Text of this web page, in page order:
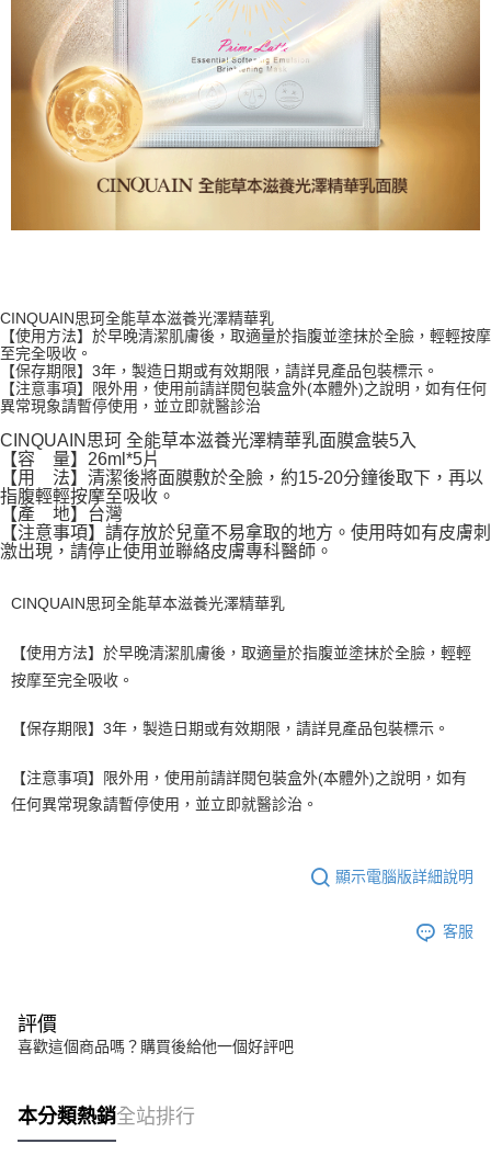
CINQUAIN思珂全能草本滋養光澤精華乳
【使用方法】於早晚清潔肌膚後，取適量於指腹並塗抹於全臉，輕輕按摩
至完全吸收。
【保存期限】3年，製造日期或有效期限，請詳見產品包裝標示。
【注意事項】限外用，使用前請詳閱包裝盒外(本體外)之說明，如有任何
異常現象請暫停使用，並立即就醫診治
CINQUAIN思珂 全能草本滋養光澤精華乳面膜盒裝5入
【容 量】26ml*5片
【用 法】清潔後將面膜敷於全臉，約15-20分鐘後取下，再以
指腹輕輕按摩至吸收。
【產 地】台灣
【注意事項】請存放於兒童不易拿取的地方。使用時如有皮膚刺
激出現，請停止使用並聯絡皮膚專科醫師。
CINQUAIN思珂全能草本滋養光澤精華乳
【使用方法】於早晚清潔肌膚後，取適量於指腹並塗抹於全臉，輕輕
按摩至完全吸收。
【保存期限】3年，製造日期或有效期限，請詳見產品包裝標示。
【注意事項】限外用，使用前請詳閱包裝盒外(本體外)之說明，如有
任何異常現象請暫停使用，並立即就醫診治。
顯示電腦版詳細說明
客服
評價
喜歡這個商品嗎？購買後給他一個好評吧
本分類熱銷全站排行